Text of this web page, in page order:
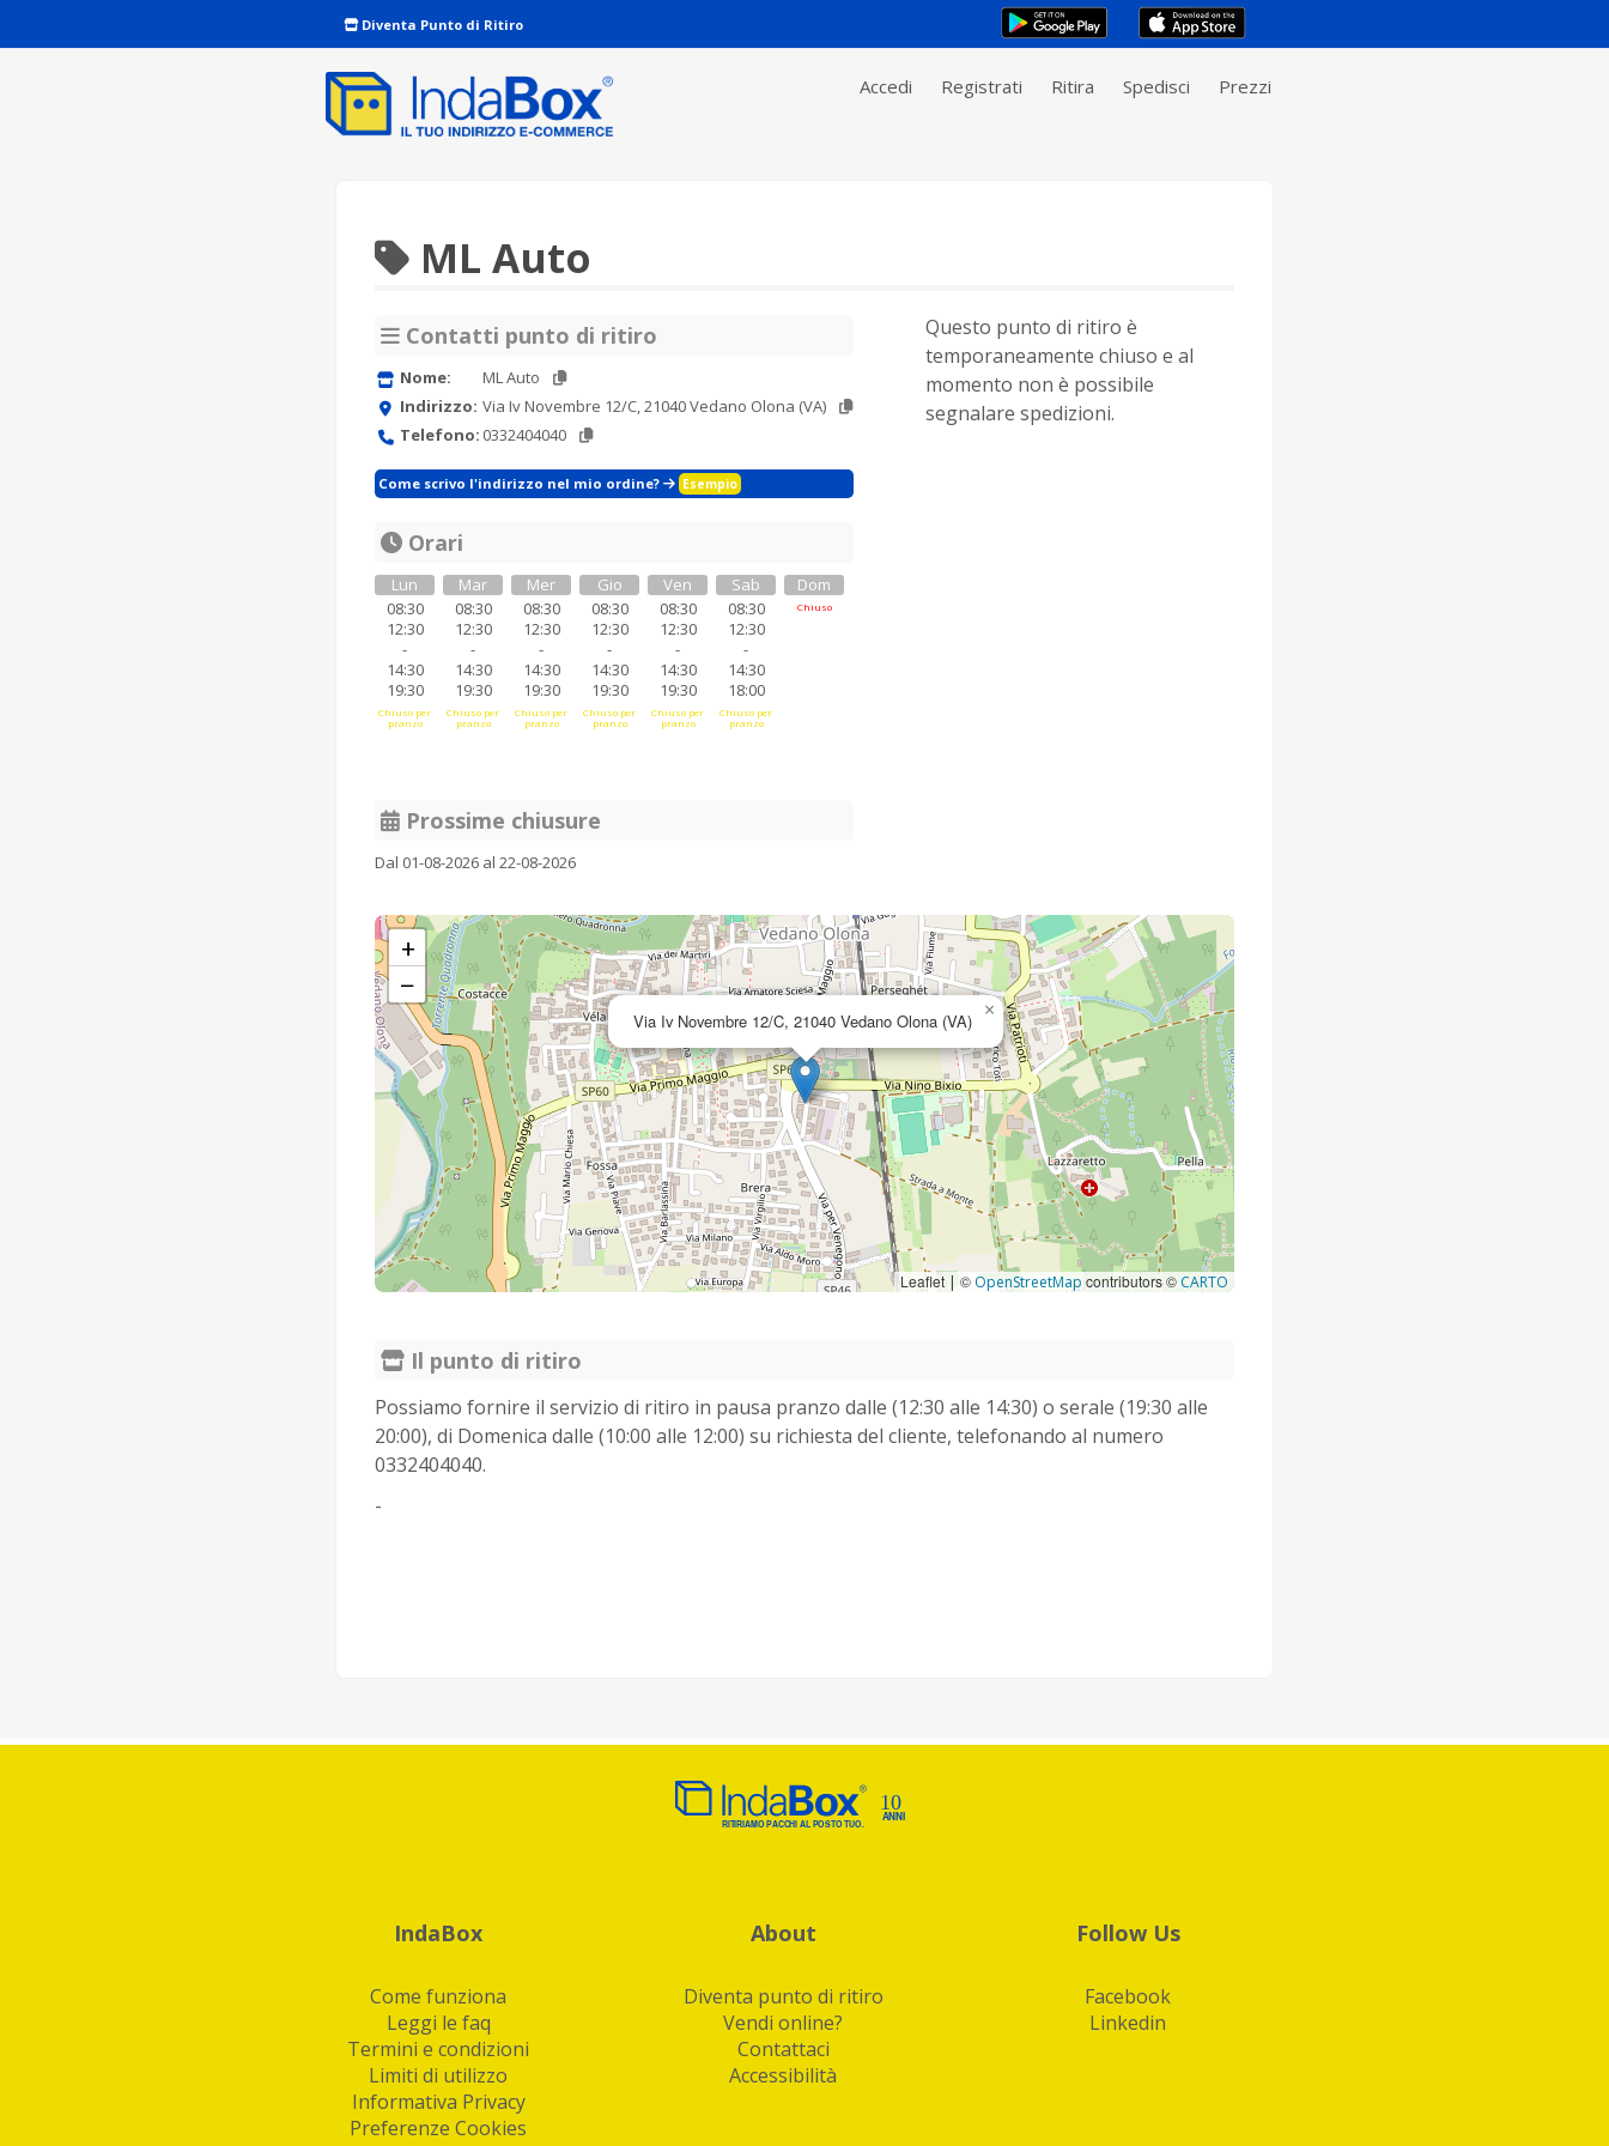
Diventa Punto di Ritiro
Accedi Registrati Ritira Spedisci Prezzi
ML Auto
Contatti punto di ritiro
Nome:
ML Auto
Indirizzo: Via Iv Novembre 12/C, 21040 Vedano Olona (VA)
Telefono: 0332404040
Come scrivo l'indirizzo nel mio ordine? Esempio
Orari
Lun
08:30
12:30
-
14:30
19:30
Chiuso per
pranzo
Mar
08:30
12:30
-
14:30
19:30
Chiuso per
pranzo
Mer
08:30
12:30
-
14:30
19:30
Chiuso per
pranzo
Gio
08:30
12:30
-
14:30
19:30
Chiuso per
pranzo
Ven
08:30
12:30
-
14:30
19:30
Chiuso per
pranzo
Sab
08:30
12:30
-
14:30
18:00
Chiuso per
pranzo
Dom
Chiuso
Prossime chiusure
Dal 01-08-2026 al 22-08-2026
Questo punto di ritiro è
temporaneamente chiuso e al
momento non è possibile
segnalare spedizioni.
Via Iv Novembre 12/C, 21040 Vedano Olona (VA) ×
+
−
Leaflet | © OpenStreetMap contributors © CARTO
Il punto di ritiro
Possiamo fornire il servizio di ritiro in pausa pranzo dalle (12:30 alle 14:30) o serale (19:30 alle
20:00), di Domenica dalle (10:00 alle 12:00) su richiesta del cliente, telefonando al numero
0332404040.
-
IndaBox
Come funziona
Leggi le faq
Termini e condizioni
Limiti di utilizzo
Informativa Privacy
Preferenze Cookies
About
Diventa punto di ritiro
Vendi online?
Contattaci
Accessibilità
Follow Us
Facebook
Linkedin